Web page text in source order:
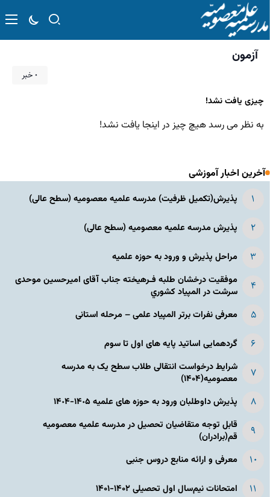
آزمون
۰ خبر
چیزی یافت نشد!
به نظر می رسد هیچ چیز در اینجا یافت نشد!
آخرین اخبار آموزشی
پذیرش(تکمیل ظرفیت) مدرسه علمیه معصومیه‌ (سطح عالی)
پذیرش مدرسه علمیه معصومیه‌ (سطح عالی)
مراحل پذیرش و ورود به حوزه علمیه
موفقیت درخشان طلبه فـرهیخته جناب آقای امیرحسین موحدی
سرشت در المپياد كشوري
معرفی نفرات برتر المپیاد علمی – مرحله استانی
گردهمایی اساتید پایه های اول تا سوم
شرایط درخواست انتقالی طلاب سطح یک به مدرسه
معصومیه(۱۴۰۴)
پذیرش داوطلبان ورود به حوزه های علمیه ١۴٠۵-١۴٠۴
قابل توجه متقاضیان تحصیل در مدرسه علمیه معصومیه
قم(برادران)
معرفی و ارائه منابع دروس جنبی
امتحانات نیم‌سال اول تحصیلی ۱۴۰۲-۱۴۰۱